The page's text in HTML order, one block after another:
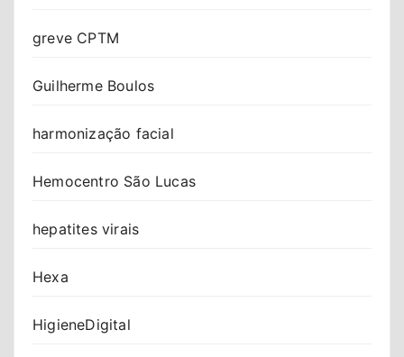
greve CPTM
Guilherme Boulos
harmonização facial
Hemocentro São Lucas
hepatites virais
Hexa
HigieneDigital